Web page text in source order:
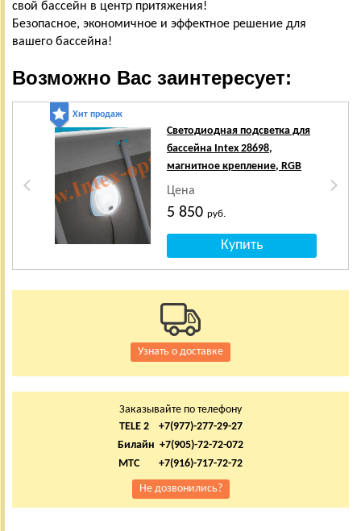
свой бассейн в центр притяжения!
Безопасное, экономичное и эффектное решение для
вашего бассейна!
Возможно Вас заинтересует:
Хит продаж
Светодиодная подсветка для
бассейна Intex 28698,
магнитное крепление, RGB
Цена
5 850руб.
Узнать о доставке
Заказывайте по телефону
TELE 2 +7(977)-277-29-27
Билайн +7(905)-72-72-072
МТС +7(916)-717-72-72
Не дозвонились?